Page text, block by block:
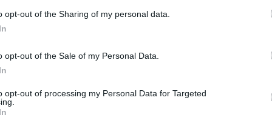
opt-out of the Sharing of my personal data.
opt-out of the Sale of my Personal Data.
opt-out of processing my Personal Data for Targeted
och Fredrik Uusitalo…
Andreasson som ankare och stafetten kan
Elit, IFK Tärendö och IFK Mora SK.
Gräfnings. Piteå Lina Andersson, Susanne
Bleckur och Eva Svensson blir det ett
Kalla. I laget finns redan Mia Eriksson och